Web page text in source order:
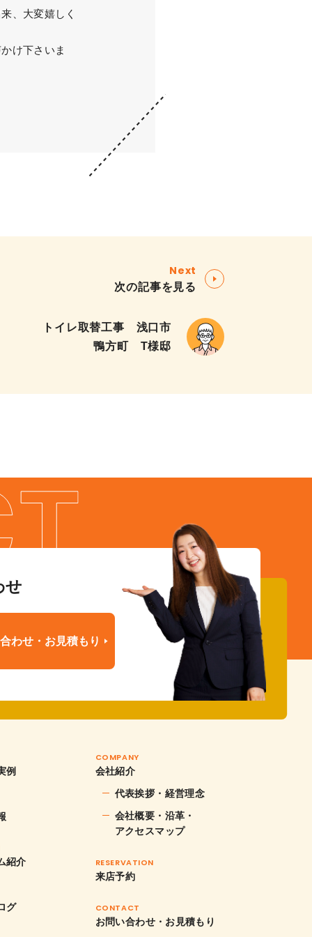
、大変嬉しく
け下さいま
Next
次の記事を見る
トイレ取替工事 浅口市
鴨方町 T様邸
せ
わせ・お見積もり
例
紹介
グ
COMPANY
会社紹介
代表挨拶・経営理念
会社概要・沿革・
アクセスマップ
RESERVATION
来店予約
CONTACT
お問い合わせ・お見積もり